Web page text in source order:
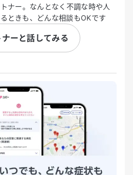
ナー。なんとなく不調な時や人
ときも、どんな相談もOKです
ーと話してみる